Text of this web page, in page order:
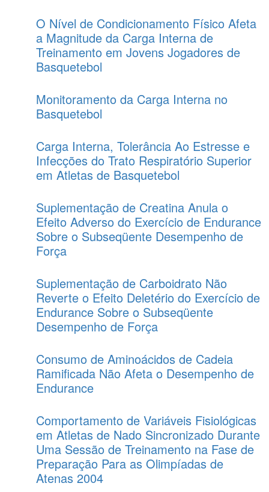
O Nível de Condicionamento Físico Afeta
a Magnitude da Carga Interna de
Treinamento em Jovens Jogadores de
Basquetebol
Monitoramento da Carga Interna no
Basquetebol
Carga Interna, Tolerância Ao Estresse e
Infecções do Trato Respiratório Superior
em Atletas de Basquetebol
Suplementação de Creatina Anula o
Efeito Adverso do Exercício de Endurance
Sobre o Subseqüente Desempenho de
Força
Suplementação de Carboidrato Não
Reverte o Efeito Deletério do Exercício de
Endurance Sobre o Subseqüente
Desempenho de Força
Consumo de Aminoácidos de Cadeia
Ramificada Não Afeta o Desempenho de
Endurance
Comportamento de Variáveis Fisiológicas
em Atletas de Nado Sincronizado Durante
Uma Sessão de Treinamento na Fase de
Preparação Para as Olimpíadas de
Atenas 2004